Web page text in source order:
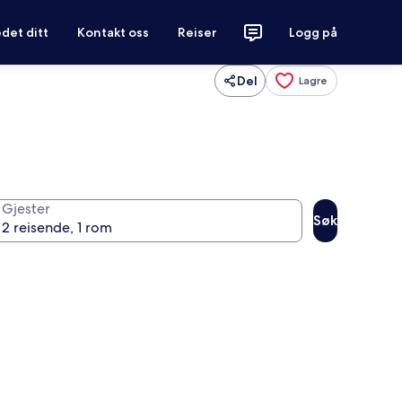
ditt Kontakt oss Reiser Logg på
Del Lagre
Gjester
Søk